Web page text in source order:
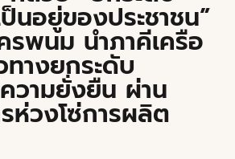
นอยู่ของประชาชน”
พนม นำภาคีเครือ
างยกระดับ
วามยั่งยืน ผ่าน
ห่วงโซ่การผลิต